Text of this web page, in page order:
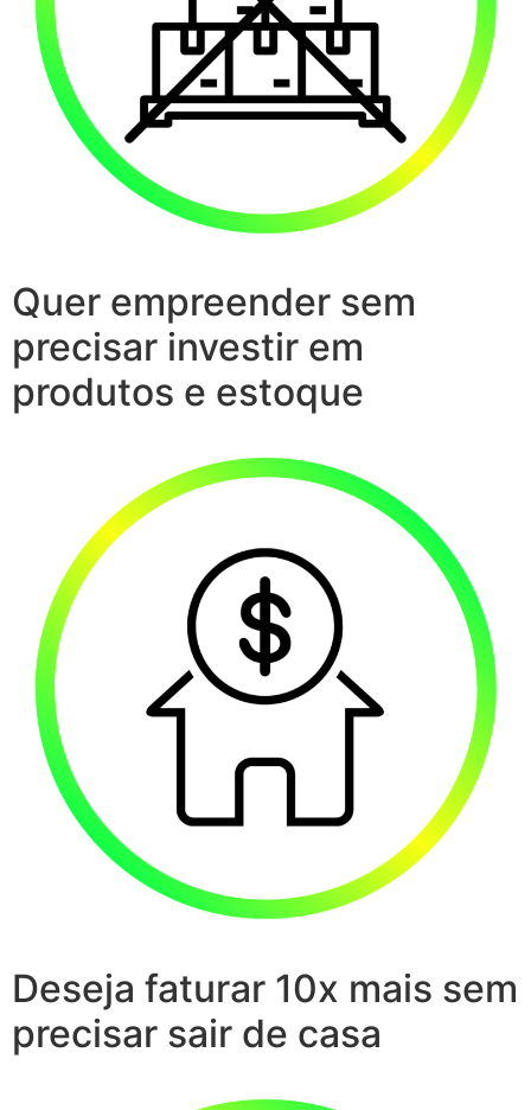
Quer empreender sem
precisar investir em
produtos e estoque
Deseja faturar 10x mais sem
precisar sair de casa